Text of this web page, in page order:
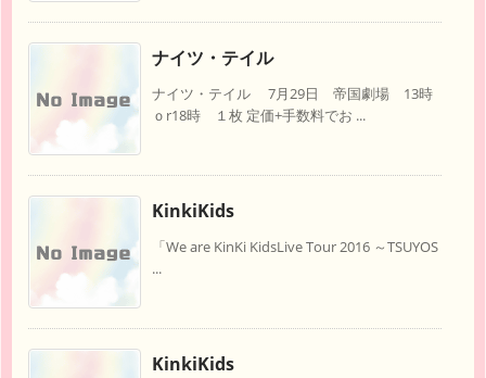
ナイツ・テイル
ナイツ・テイル 7月29日 帝国劇場 13時
ｏr18時 １枚 定価+手数料でお ...
KinkiKids
「We are KinKi KidsLive Tour 2016 ～TSUYOS
...
KinkiKids